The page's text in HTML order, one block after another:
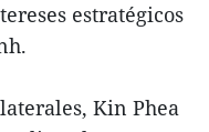
estratégicos
Kin Phea